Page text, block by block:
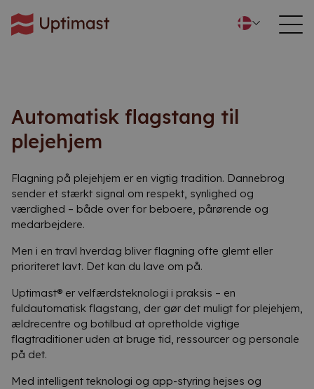
Automatisk flagstang til
plejehjem
Flagning på plejehjem er en vigtig tradition. Dannebrog
sender et stærkt signal om respekt, synlighed og
værdighed – både over for beboere, pårørende og
medarbejdere.
Men i en travl hverdag bliver flagning ofte glemt eller
prioriteret lavt. Det kan du lave om på.
Uptimast® er velfærdsteknologi i praksis – en
fuldautomatisk flagstang, der gør det muligt for plejehjem,
ældrecentre og botilbud at opretholde vigtige
flagtraditioner uden at bruge tid, ressourcer og personale
på det.
Med intelligent teknologi og app-styring hejses og